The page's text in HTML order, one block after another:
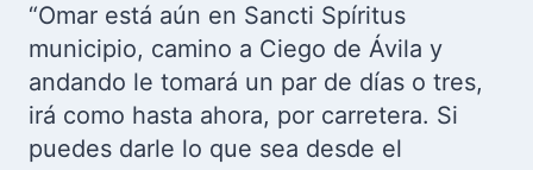
“Omar está aún en Sancti Spíritus
municipio, camino a Ciego de Ávila y
andando le tomará un par de días o tres,
irá como hasta ahora, por carretera. Si
puedes darle lo que sea desde el